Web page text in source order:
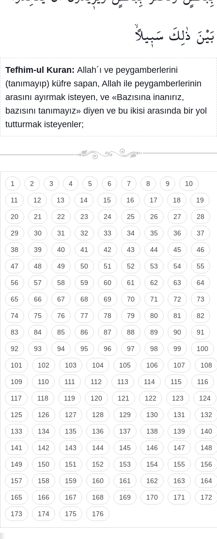
بَيْنَ ذٰلِكَسَب۪يلًاۙ
Tefhim-ul Kuran: Allah´ı ve peygamberlerini
(tanımayıp) küfre sapan, Allah ile peygamberlerinin
arasını ayırmak isteyen, ve «Bazısına inanırız,
bazısını tanımayız» diyen ve bu ikisi arasında bir yol
tutturmak isteyenler;
1 2 3 4 5 6 7 8 9 10
11 12 13 14 15 16 17 18 19
20 21 22 23 24 25 26 27 28
29 30 31 32 33 34 35 36 37
38 39 40 41 42 43 44 45 46
47 48 49 50 51 52 53 54 55
56 57 58 59 60 61 62 63 64
65 66 67 68 69 70 71 72 73
74 75 76 77 78 79 80 81 82
83 84 85 86 87 88 89 90 91
92 93 94 95 96 97 98 99 100
101 102 103 104 105 106 107 108
109 110 111 112 113 114 115 116
117 118 119 120 121 122 123 124
125 126 127 128 129 130 131 132
133 134 135 136 137 138 139 140
141 142 143 144 145 146 147 148
149 150 151 152 153 154 155 156
157 158 159 160 161 162 163 164
165 166 167 168 169 170 171 172
173 174 175 176